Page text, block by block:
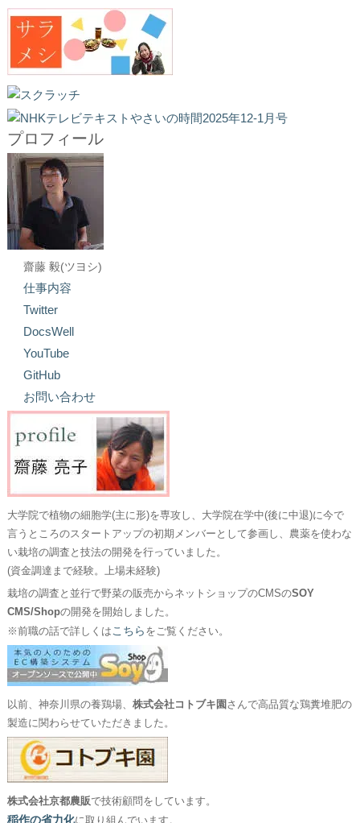
プロフィール
齋藤 毅(ツヨシ)
仕事内容
Twitter
DocsWell
YouTube
GitHub
お問い合わせ
大学院で植物の細胞学(主に形)を専攻し、大学院在学中(後に中退)に今で
言うところのスタートアップの初期メンバーとして参画し、農薬を使わな
い栽培の調査と技法の開発を行っていました。
(資金調達まで経験。上場未経験)
栽培の調査と並行で野菜の販売からネットショップのCMSのSOY
CMS/Shopの開発を開始しました。
※前職の話で詳しくはこちら をご覧ください。
以前、神奈川県の養鶏場、 株式会社コトブキ園 さんで高品質な鶏糞堆肥の
製造に関わらせていただきました。
株式会社京都農販で技術顧問をしています。
稲作の省力化